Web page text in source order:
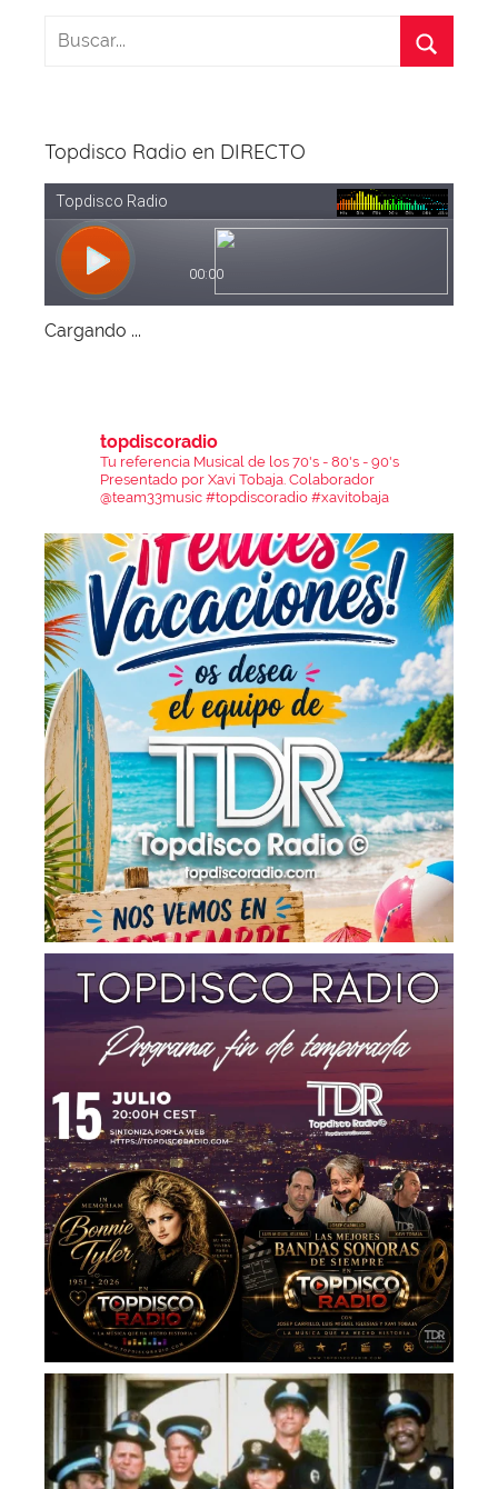
Topdisco Radio en DIRECTO
Cargando ...
topdiscoradio
Tu referencia Musical de los 70's - 80's - 90's
Presentado por Xavi Tobaja. Colaborador
@team33music #topdiscoradio #xavitobaja